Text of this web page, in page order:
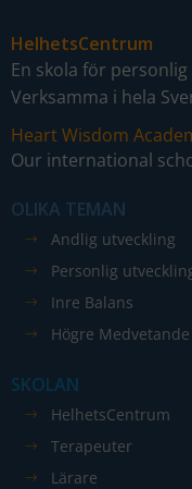
HelhetsCentrum
En skola för
Verksamma i hela
Heart Wisdom
Our international
OLIKA TEMAN
Andlig utveckling
Personlig
Inre Balans
Högre Medvetande
SKOLAN
HelhetsCentrum
Terapeuter
Lärare